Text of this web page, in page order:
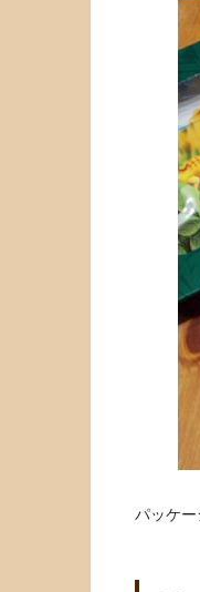
パッケー